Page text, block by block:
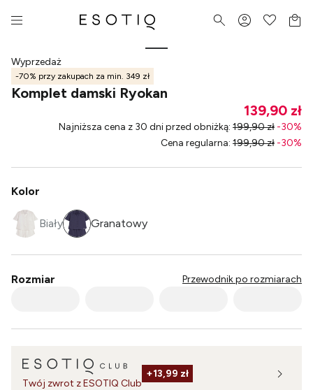
Wyprzedaż
-70% przy zakupach za min. 349 zł
Komplet damski Ryokan
139,90 zł
Najniższa cena z 30 dni przed obniżką: 199,90 zł -30%
Cena regularna: 199,90 zł -30%
Kolor
Biały Granatowy
Rozmiar Przewodnik po rozmiarach
Twój zwrot z ESOTIQ Club
+13,99 zł